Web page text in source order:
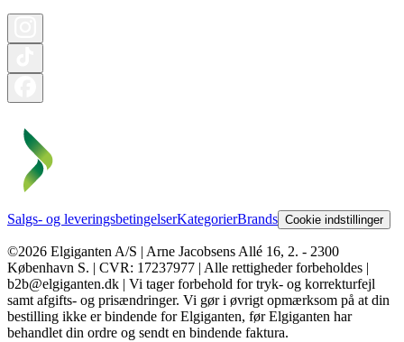
Salgs- og leveringsbetingelserKategorierBrands Cookie indstillinger
©2026 Elgiganten A/S | Arne Jacobsens Allé 16, 2. - 2300
København S. | CVR: 17237977 | Alle rettigheder forbeholdes |
b2b@elgiganten.dk | Vi tager forbehold for tryk- og korrekturfejl
samt afgifts- og prisændringer. Vi gør i øvrigt opmærksom på at din
bestilling ikke er bindende for Elgiganten, før Elgiganten har
behandlet din ordre og sendt en bindende faktura.